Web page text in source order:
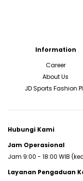
Information
Career
About Us
JD Sports Fashion
Hubungi Kami
Jam Operasional
Jam 9:00 - 18:00 WIB
Layanan Pengaduan